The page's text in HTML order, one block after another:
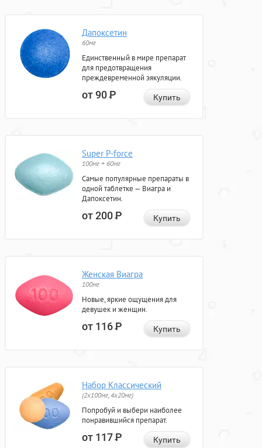
Дапоксетин
60мг
Единственный в мире препарат
для предотвращения
преждевременной эякуляции.
от 90Р Купить
Super P-force
100мг + 60мг
Самые популярные препараты в
одной таблетке — Виагра и
Дапоксетин.
от 200Р Купить
Женская Виагра
100мг
Новые, яркие ощущения для
девушек и женщин.
от 116Р Купить
Набор Классический
(2x100мг, 4x20мг)
Попробуй и выбери наиболее
понравившийся препарат.
от 117Р Купить